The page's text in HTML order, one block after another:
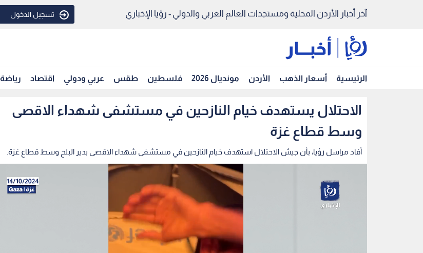
آخر أخبار الأردن المحلية ومستجدات العالم العربي والدولي - رؤيا الإخباري تسجيل الدخول
الرئيسية أسعار الذهب الأردن مونديال 2026 فلسطين طقس عربي ودولي اقتصاد رياضة
الاحتلال يستهدف خيام النازحين في مستشفى شهداء الاقصى
وسط قطاع غزة
أفاد مراسل رؤيا، بأن جيش الاحتلال استهدف خيام النازحين في مستشفى شهداء الاقصى بدير البلح وسط قطاع غزة.